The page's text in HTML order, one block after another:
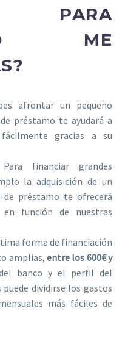
PARA
ME
afrontar un pequeño
préstamo te ayudará a
gracias a su
financiar grandes
la adquisición de un
de préstamo te ofrecerá
función de nuestras
forma de financiación
amplias, entre los 600€ y
banco y el perfil del
dividirse los gastos
más fáciles de